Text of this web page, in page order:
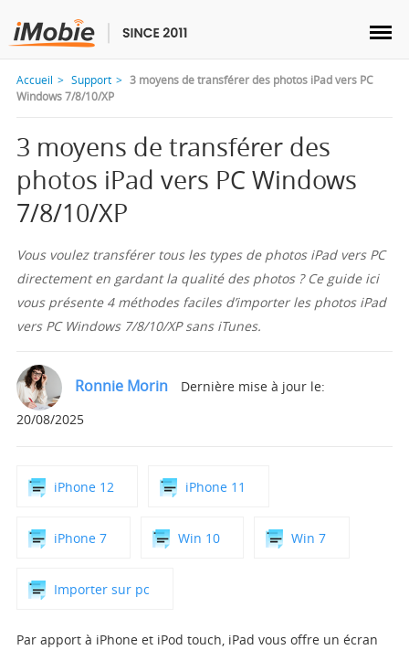
Déverrouillage & Récupération
Transfert
Multimédia
Utilitaires
Solutions
Télécharger
Support
Langue
Accueil Support
3 moyens de transférer des photos iPad vers PC
Windows 7/8/10/XP
3 moyens de transférer des
photos iPad vers PC Windows
7/8/10/XP
Vous voulez transférer tous les types de photos iPad vers PC
directement en gardant la qualité des photos ? Ce guide ici
vous présente 4 méthodes faciles d’importer les photos iPad
vers PC Windows 7/8/10/XP sans iTunes.
Ronnie Morin
Dernière mise à jour le:
20/08/2025
iPhone 12 iPhone 11
iPhone 7 Win 10 Win 7
Importer sur pc
Par apport à iPhone et iPod touch, iPad vous offre un écran